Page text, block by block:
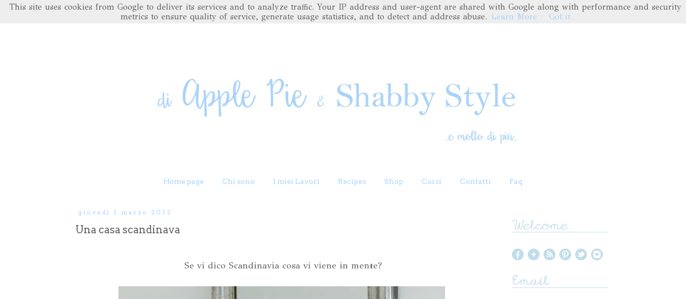
Home page Chi sono I miei Lavori Recipes Shop Corsi Contatti Faq
giovedì 1 marzo 2012
Una casa scandinava
Se vi dico Scandinavia cosa vi viene in mente?
This site uses cookies from Google to deliver its services and to analyze traffic. Your IP address and user-agent are shared with Google along with performance and security
metrics to ensure quality of service, generate usage statistics, and to detect and address abuse. Learn More Got it